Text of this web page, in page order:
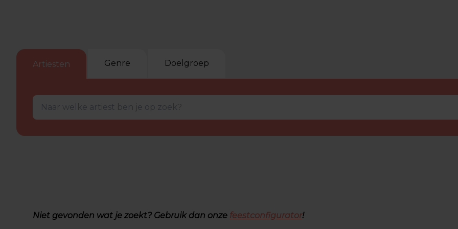
Artiesten Genre Doelgroep
Niet gevonden wat je zoekt? Gebruik dan onze feestconfigurator!